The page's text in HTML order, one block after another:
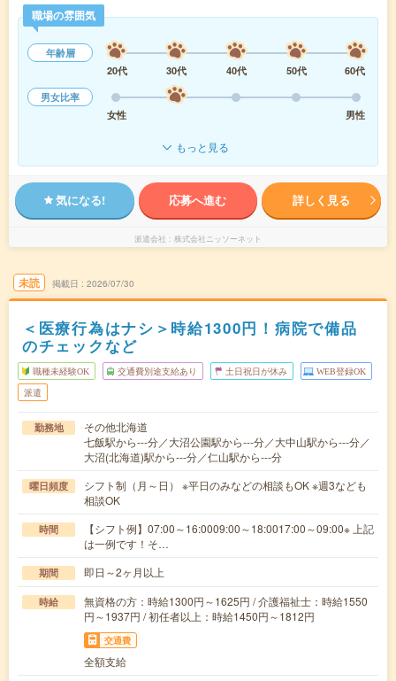
職場の雰囲気
年齢層
20代
30代 40代 50代
60代
男女比率
女性
男性
もっと見る
気になる! 応募へ進む 詳しく見る
派遣会社 株式会社ニッソーネット
未読 掲載日 2026/07/30
＜医療行為はナシ＞時給1300円！病院で備品
のチェックなど
職種未経験OK 交通費別途支給あり 土日祝日が休み WEB登録OK
派遣
勤務地
その他北海道
七飯駅から---分／大沼公園駅から---分／大中山駅から---分／
大沼(北海道)駅から---分／仁山駅から---分
曜日頻度
シフト制（月～日） ※平日のみなどの相談もOK ※週3なども
相談OK
時間
【シフト例】07:00～16:0009:00～18:0017:00～09:00※ 上記
は一例です！そ…
期間 即日～2ヶ月以上
時給
無資格の方：時給1300円～1625円 / 介護福祉士：時給1550
円～1937円 / 初任者以上：時給1450円～1812円
交通費
全額支給